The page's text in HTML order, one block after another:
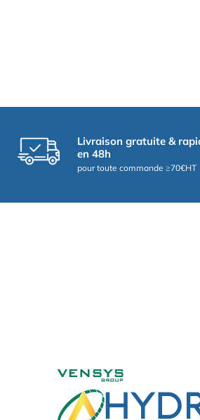
Livraison gratuite &
en 48h
pour toute commande ≥70€HT